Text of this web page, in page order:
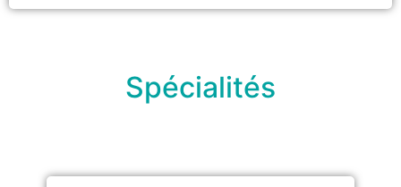
Spécialités